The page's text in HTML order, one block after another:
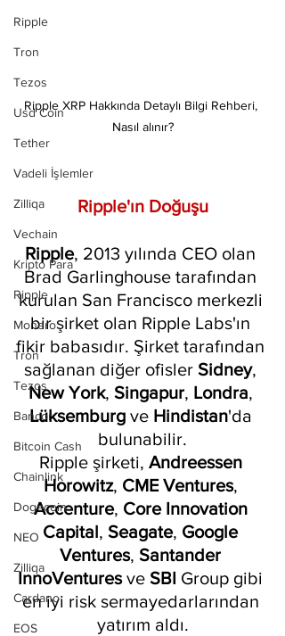
Ripple
Tron
Tezos
Usd Coin
Tether
Vadeli İşlemler
Zilliqa
Vechain
Kripto Para
Ripple
Monero
Tron
Tezos
Bancor
Bitcoin Cash
Chainlink
Dogecoin
NEO
Zilliqa
Cardano
EOS
Ripple XRP Hakkında Detaylı Bilgi Rehberi,
Nasıl alınır?
Ripple'ın Doğuşu
Ripple, 2013 yılında CEO olan
Brad Garlinghouse tarafından
kurulan San Francisco merkezli
bir şirket olan Ripple Labs'ın
fikir babasıdır. Şirket tarafından
sağlanan diğer ofisler Sidney,
New York, Singapur, Londra,
Lüksemburg ve Hindistan'da
bulunabilir.
Ripple şirketi, Andreessen
Horowitz, CME Ventures,
Accenture, Core Innovation
Capital, Seagate, Google
Ventures, Santander
InnoVentures ve SBI Group gibi
en iyi risk sermayedarlarından
yatırım aldı.